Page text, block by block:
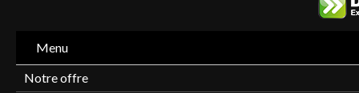
Menu
Notre offre